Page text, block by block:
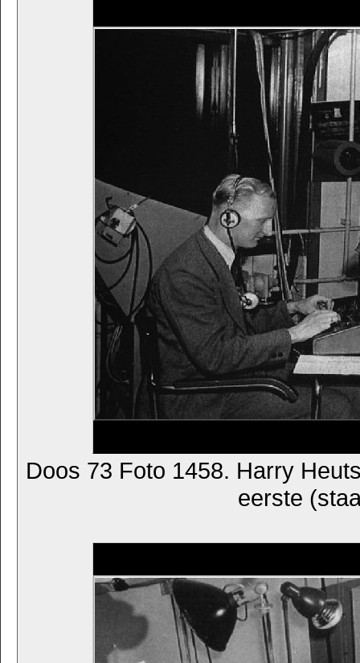
Doos 73 Foto 1458. Harry
eerste